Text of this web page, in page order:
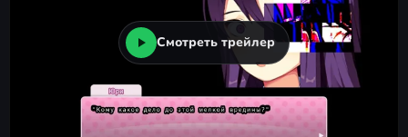
Смотреть трейлер